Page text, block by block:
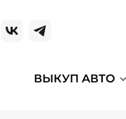
ВЫКУП АВТО